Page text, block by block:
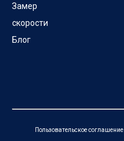
Замер
скорости
Блог
Пользовательское соглашение